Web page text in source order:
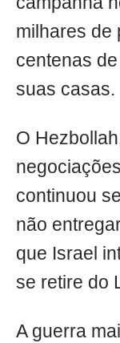
milhares de
centenas
suas casas.
O
continuou
não
que Israel
se retire do
A guerra